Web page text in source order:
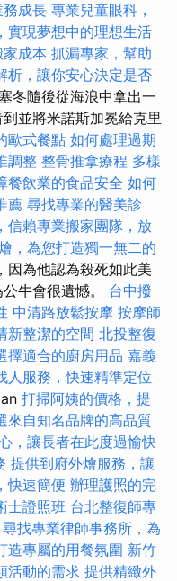
成長 專業兒童眼科，
實現夢想中的理想生活
成本 抓漏專家，幫助
析，讓你安心決定是否
冬隨後從海浪中拿出一
並將米諾斯加冕給克里
歐式餐點 如何處理過期
調整 整骨推拿療程 多樣
餐飲業的食品安全 如何
薦 尋找專業的醫美診
信賴專業搬家團隊，放
，為您打造獨一無二的
因為他認為殺死如此美
牛會很遺憾。 台中撥
中清路放鬆按摩 按摩師
新整潔的空間 北投整復
擇適合的廚房用品 嘉義
人服務，快速精準定位
打掃阿姨的價格，提
來自知名品牌的高品質
，讓長者在此度過愉快
提供到府外燴服務，讓
快速簡便 辦理護照的完
士證照班 台北整復師專
尋找專業律師事務所，為
造專屬的用餐氛圍 新竹
活動的需求 提供精緻外